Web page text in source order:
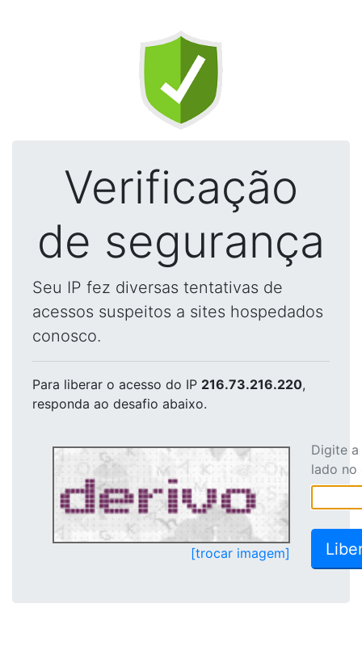
Verificação
de segurança
Seu IP fez diversas tentativas de
acessos suspeitos a sites hospedados
conosco.
Para liberar o acesso do IP 216.73.216.220,
responda ao desafio abaixo.
[trocar imagem]
Digite
lado no